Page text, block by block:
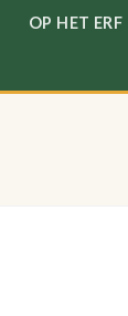
OP HET ERF